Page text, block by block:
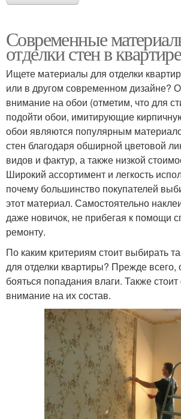
Современные
отделки стен в
Ищете материалы для отделки
или в другом современном дизайне?
внимание на обои (отметим, что для
подойти обои, имитирующие
обои являются популярным
стен благодаря обширной цветовой
видов и фактур, а также низкой
Широкий ассортимент и легкость
почему большинство покупателей
этот материал. Самостоятельно
даже новичок, не прибегая к помощи
ремонту.
По каким критериям стоит выбирать
для отделки квартиры? Прежде
бояться попадания влаги. Также стоит
внимание на их состав.